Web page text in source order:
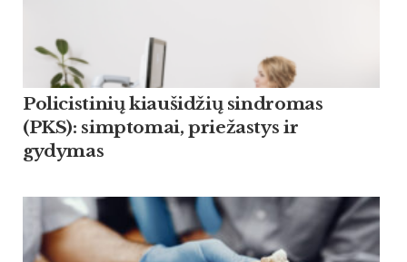
Policistinių kiaušidžių sindromas
(PKS): simptomai, priežastys ir
gydymas